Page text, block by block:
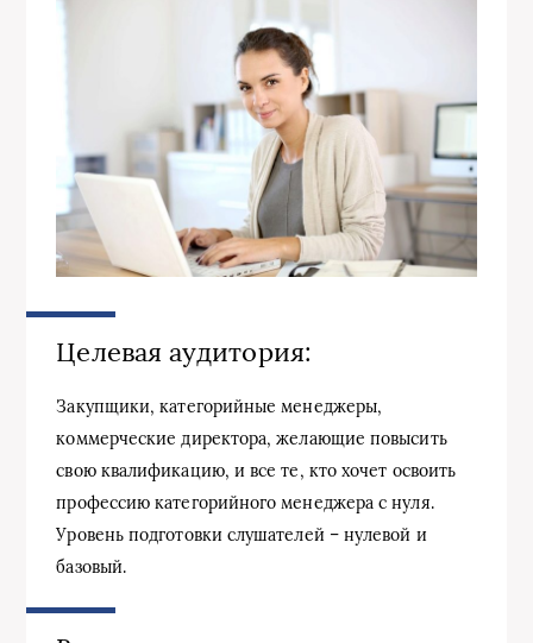
Целевая аудитория:
Закупщики, категорийные менеджеры,
коммерческие директора, желающие повысить
свою квалификацию, и все те, кто хочет освоить
профессию категорийного менеджера с нуля.
Уровень подготовки слушателей – нулевой и
базовый.